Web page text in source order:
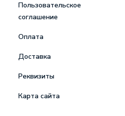
Пользовательское
соглашение
Оплата
Доставка
Реквизиты
Карта сайта